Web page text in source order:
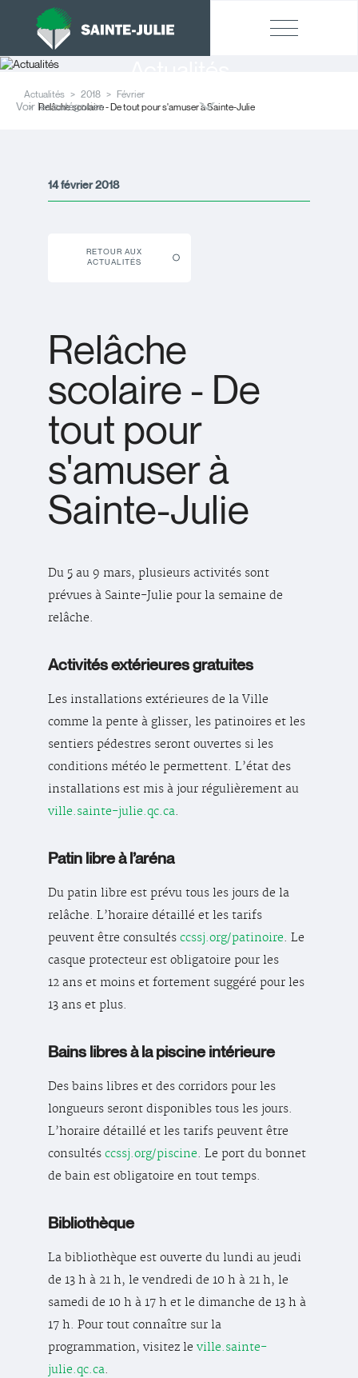
Actualités 2018
Février
Relâche scolaire - De tout pour s'amuser à Sainte-Julie
Voir les catégories
14 février 2018
RETOUR AUX
ACTUALITÉS
Relâche
scolaire - De
tout pour
s'amuser à
Sainte-Julie
Du 5 au 9 mars, plusieurs activités sont
prévues à Sainte-Julie pour la semaine de
relâche.
Activités extérieures gratuites
Les installations extérieures de la Ville
comme la pente à glisser, les patinoires et les
sentiers pédestres seront ouvertes si les
conditions météo le permettent. L’état des
installations est mis à jour régulièrement au
ville.sainte-julie.qc.ca.
Patin libre à l’aréna
Du patin libre est prévu tous les jours de la
relâche. L’horaire détaillé et les tarifs
peuvent être consultés ccssj.org/patinoire. Le
casque protecteur est obligatoire pour les
12 ans et moins et fortement suggéré pour les
13 ans et plus.
Bains libres à la piscine intérieure
Des bains libres et des corridors pour les
longueurs seront disponibles tous les jours.
L’horaire détaillé et les tarifs peuvent être
consultés ccssj.org/piscine. Le port du bonnet
de bain est obligatoire en tout temps.
Bibliothèque
La bibliothèque est ouverte du lundi au jeudi
de 13 h à 21 h, le vendredi de 10 h à 21 h, le
samedi de 10 h à 17 h et le dimanche de 13 h à
17 h. Pour tout connaître sur la
programmation, visitez le ville.sainte-
julie.qc.ca.